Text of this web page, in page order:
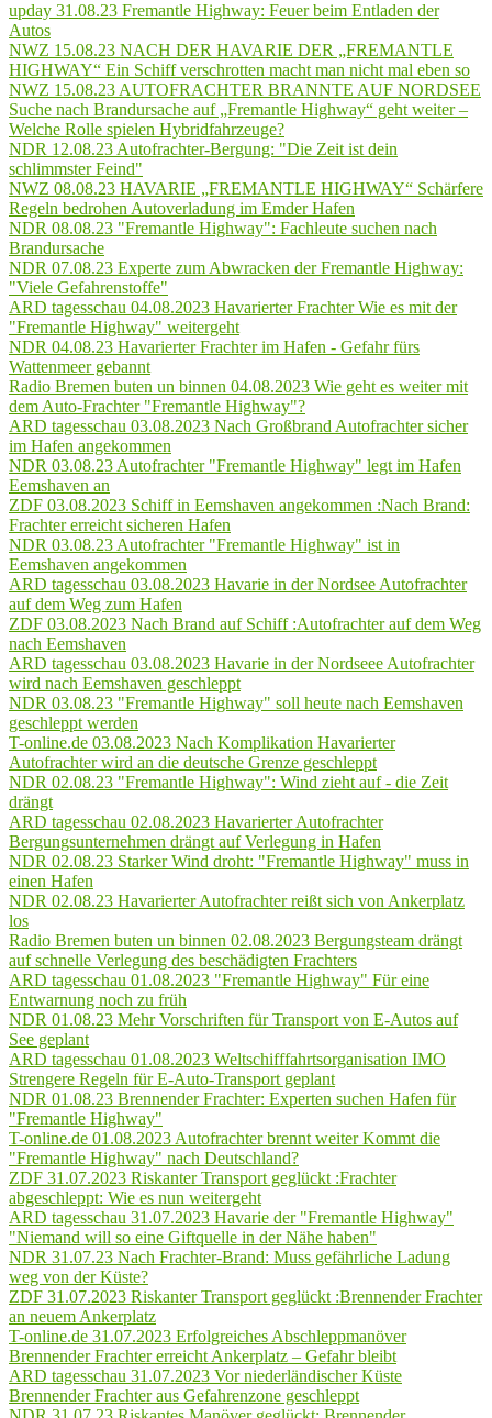
upday 31.08.23 Fremantle Highway: Feuer beim Entladen der
Autos
NWZ 15.08.23 NACH DER HAVARIE DER „FREMANTLE
HIGHWAY“ Ein Schiff verschrotten macht man nicht mal eben so
NWZ 15.08.23 AUTOFRACHTER BRANNTE AUF NORDSEE
Suche nach Brandursache auf „Fremantle Highway“ geht weiter –
Welche Rolle spielen Hybridfahrzeuge?
NDR 12.08.23 Autofrachter-Bergung: "Die Zeit ist dein
schlimmster Feind"
NWZ 08.08.23 HAVARIE „FREMANTLE HIGHWAY“ Schärfere
Regeln bedrohen Autoverladung im Emder Hafen
NDR 08.08.23 "Fremantle Highway": Fachleute suchen nach
Brandursache
NDR 07.08.23 Experte zum Abwracken der Fremantle Highway:
"Viele Gefahrenstoffe"
ARD tagesschau 04.08.2023 Havarierter Frachter Wie es mit der
"Fremantle Highway" weitergeht
NDR 04.08.23 Havarierter Frachter im Hafen - Gefahr fürs
Wattenmeer gebannt
Radio Bremen buten un binnen 04.08.2023 Wie geht es weiter mit
dem Auto-Frachter "Fremantle Highway"?
ARD tagesschau 03.08.2023 Nach Großbrand Autofrachter sicher
im Hafen angekommen
NDR 03.08.23 Autofrachter "Fremantle Highway" legt im Hafen
Eemshaven an
ZDF 03.08.2023 Schiff in Eemshaven angekommen :Nach Brand:
Frachter erreicht sicheren Hafen
NDR 03.08.23 Autofrachter "Fremantle Highway" ist in
Eemshaven angekommen
ARD tagesschau 03.08.2023 Havarie in der Nordsee Autofrachter
auf dem Weg zum Hafen
ZDF 03.08.2023 Nach Brand auf Schiff :Autofrachter auf dem Weg
nach Eemshaven
ARD tagesschau 03.08.2023 Havarie in der Nordseee Autofrachter
wird nach Eemshaven geschleppt
NDR 03.08.23 "Fremantle Highway" soll heute nach Eemshaven
geschleppt werden
T-online.de 03.08.2023 Nach Komplikation Havarierter
Autofrachter wird an die deutsche Grenze geschleppt
NDR 02.08.23 "Fremantle Highway": Wind zieht auf - die Zeit
drängt
ARD tagesschau 02.08.2023 Havarierter Autofrachter
Bergungsunternehmen drängt auf Verlegung in Hafen
NDR 02.08.23 Starker Wind droht: "Fremantle Highway" muss in
einen Hafen
NDR 02.08.23 Havarierter Autofrachter reißt sich von Ankerplatz
los
Radio Bremen buten un binnen 02.08.2023 Bergungsteam drängt
auf schnelle Verlegung des beschädigten Frachters
ARD tagesschau 01.08.2023 "Fremantle Highway" Für eine
Entwarnung noch zu früh
NDR 01.08.23 Mehr Vorschriften für Transport von E-Autos auf
See geplant
ARD tagesschau 01.08.2023 Weltschifffahrtsorganisation IMO
Strengere Regeln für E-Auto-Transport geplant
NDR 01.08.23 Brennender Frachter: Experten suchen Hafen für
"Fremantle Highway"
T-online.de 01.08.2023 Autofrachter brennt weiter Kommt die
"Fremantle Highway" nach Deutschland?
ZDF 31.07.2023 Riskanter Transport geglückt :Frachter
abgeschleppt: Wie es nun weitergeht
ARD tagesschau 31.07.2023 Havarie der "Fremantle Highway"
"Niemand will so eine Giftquelle in der Nähe haben"
NDR 31.07.23 Nach Frachter-Brand: Muss gefährliche Ladung
weg von der Küste?
ZDF 31.07.2023 Riskanter Transport geglückt :Brennender Frachter
an neuem Ankerplatz
T-online.de 31.07.2023 Erfolgreiches Abschleppmanöver
Brennender Frachter erreicht Ankerplatz – Gefahr bleibt
ARD tagesschau 31.07.2023 Vor niederländischer Küste
Brennender Frachter aus Gefahrenzone geschleppt